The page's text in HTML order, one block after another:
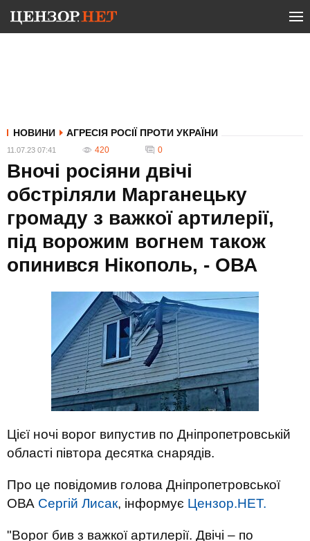
НОВИНИ АГРЕСІЯ РОСІЇ ПРОТИ УКРАЇНИ
11.07.23 07:41 420 0
Вночі росіяни двічі
обстріляли Марганецьку
громаду з важкої артилерії,
під ворожим вогнем також
опинився Нікополь, - ОВА
Цієї ночі ворог випустив по Дніпропетровській
області півтора десятка снарядів.
Про це повідомив голова Дніпропетровської
ОВА Сергій Лисак, інформує Цензор.НЕТ.
"Ворог бив з важкої артилерії. Двічі – по